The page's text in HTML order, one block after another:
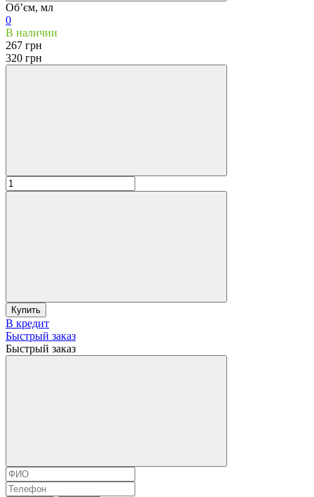
Обʼєм, мл
0
В наличии
267 грн
320 грн
Купить
В кредит
Быстрый заказ
Быстрый заказ